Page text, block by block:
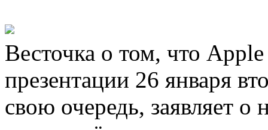
Весточка о том, что
презентации 26 января
свою очередь, заявляет о